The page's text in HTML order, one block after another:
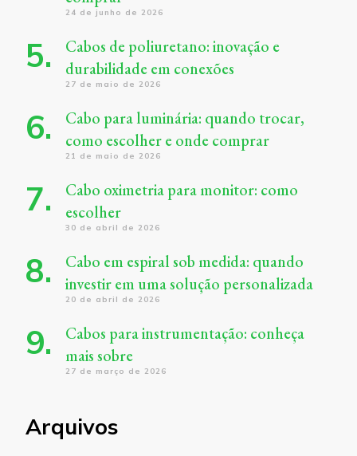
24 de junho de 2026
Cabos de poliuretano: inovação e
durabilidade em conexões
27 de maio de 2026
Cabo para luminária: quando trocar,
como escolher e onde comprar
21 de maio de 2026
Cabo oximetria para monitor: como
escolher
30 de abril de 2026
Cabo em espiral sob medida: quando
investir em uma solução personalizada
20 de abril de 2026
Cabos para instrumentação: conheça
mais sobre
27 de março de 2026
Arquivos